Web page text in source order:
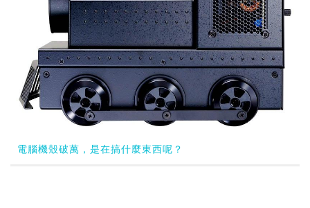
電腦機殼破萬，是在搞什麼東西呢？